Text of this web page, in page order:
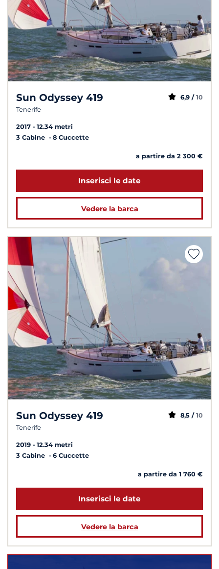
Sun Odyssey 419
Tenerife
6,9 / 10
2017
12.34 metri
3 Cabine
8 Cuccette
a partire da 2 300 €
Inserisci le date
Vedere la barca
Sun Odyssey 419
Tenerife
8,5 / 10
2019
12.34 metri
3 Cabine
6 Cuccette
a partire da 1 760 €
Inserisci le date
Vedere la barca